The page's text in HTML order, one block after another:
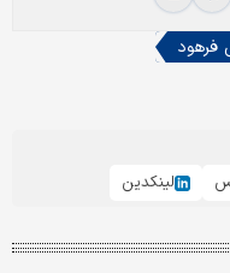
فرهود
لینکدین